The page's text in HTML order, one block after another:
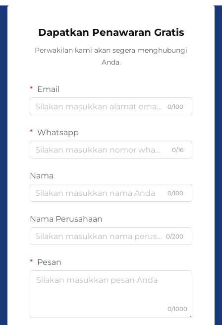
Dapatkan Penawaran Gratis
Perwakilan kami akan segera menghubungi
Anda.
Email
0/100
Whatsapp
0/16
Nama
0/100
Nama Perusahaan
0/200
Pesan
0/1000